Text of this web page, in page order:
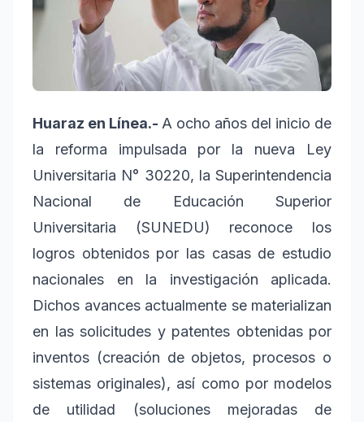
Huaraz en Línea.- A ocho años del inicio de
la reforma impulsada por la nueva Ley
Universitaria N° 30220, la Superintendencia
Nacional de Educación Superior
Universitaria (SUNEDU) reconoce los
logros obtenidos por las casas de estudio
nacionales en la investigación aplicada.
Dichos avances actualmente se materializan
en las solicitudes y patentes obtenidas por
inventos (creación de objetos, procesos o
sistemas originales), así como por modelos
de utilidad (soluciones mejoradas de